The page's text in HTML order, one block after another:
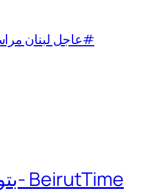
#عاجل لبنان
BeirutTime -بتوقيت بيروت آخر الأخبار العاجلة لبنان والعالم